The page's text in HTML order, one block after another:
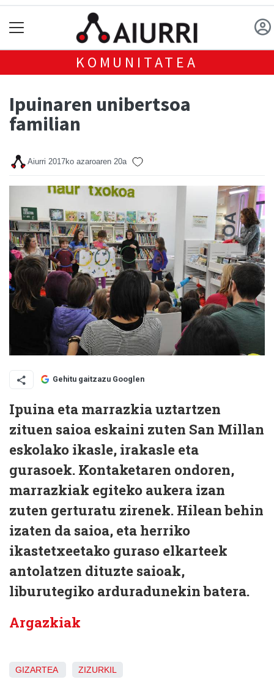
KOMUNITATEA
Ipuinaren unibertsoa
familian
Aiurri 2017ko azaroaren 20a
Gehitu gaitzazu Googlen
Ipuina eta marrazkia uztartzen
zituen saioa eskaini zuten San Millan
eskolako ikasle, irakasle eta
gurasoek. Kontaketaren ondoren,
marrazkiak egiteko aukera izan
zuten gerturatu zirenek. Hilean behin
izaten da saioa, eta herriko
ikastetxeetako guraso elkarteek
antolatzen dituzte saioak,
liburutegiko arduradunekin batera.
Argazkiak
GIZARTEA ZIZURKIL